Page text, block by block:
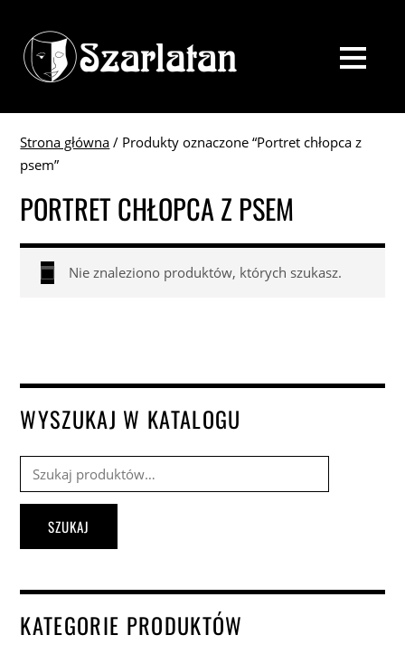
Strona główna / Produkty oznaczone “Portret chłopca z
psem”
PORTRET CHŁOPCA Z PSEM
Nie znaleziono produktów, których szukasz.
WYSZUKAJ W KATALOGU
Szukaj:
SZUKAJ
KATEGORIE PRODUKTÓW